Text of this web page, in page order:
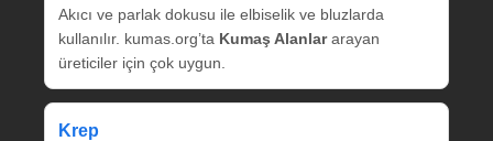
Akıcı ve parlak dokusu ile elbiselik ve bluzlarda
kullanılır. kumas.org’ta Kumaş Alanlararayan
üreticiler için çok uygun.
Krep